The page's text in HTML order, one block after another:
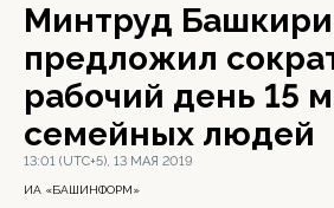
Минтруд
предложил
рабочий день 15
семейных людей
13:01 (UTC+5), 13 МАЯ 2019
ИА «БАШИНФОРМ»